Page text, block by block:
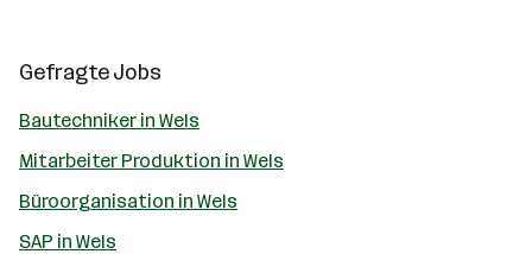
Gefragte Jobs
Bautechniker in Wels
Mitarbeiter Produktion in Wels
Büroorganisation in Wels
SAP in Wels